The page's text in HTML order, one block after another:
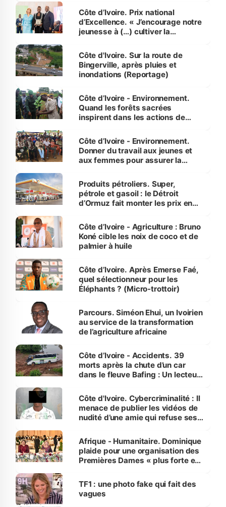
Côte d’Ivoire. Prix national
d’Excellence. « J’encourage notre
jeunesse à (…) cultiver la
(Alassane Ouattara
Côte d'Ivoire. Sur la route de
Bingerville, après pluies et
inondations (Reportage)
Côte d’Ivoire - Environnement.
Quand les forêts sacrées
inspirent dans les actions de
Côte d’Ivoire - Environnement.
Donner du travail aux jeunes et
aux femmes pour assurer la
menacées
Produits pétroliers. Super,
pétrole et gasoil : le Détroit
d’Ormuz fait monter les prix en
Côte d’Ivoire - Agriculture : Bruno
Koné cible les noix de coco et de
palmier à huile
Côte d’Ivoire. Après Emerse Faé,
quel sélectionneur pour les
Éléphants ? (Micro-trottoir)
Parcours. Siméon Ehui, un Ivoirien
au service de la transformation
de l’agriculture africaine
Côte d’Ivoire - Accidents. 39
morts après la chute d’un car
dans le fleuve Bafing : Un lecteur
des Transports
Côte d'Ivoire. Cybercriminalité : Il
menace de publier les vidéos de
nudité d’une amie qui refuse ses
Afrique - Humanitaire. Dominique
plaide pour une organisation des
Premières Dames « plus forte et
sur la scène internationale »
TF1 : une photo fake qui fait des
vagues